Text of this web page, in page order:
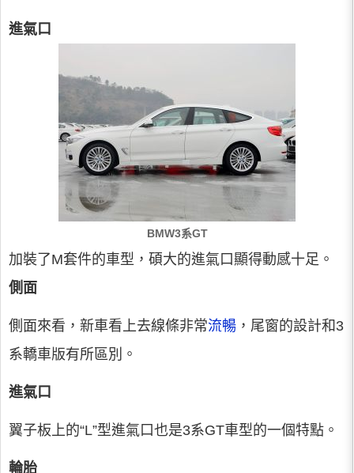
進氣口
BMW3系GT
加裝了M套件的車型，碩大的進氣口顯得動感十足。
側面
側面來看，新車看上去線條非常流暢 ，尾窗的設計和3
系轎車版有所區別。
進氣口
翼子板上的“L”型進氣口也是3系GT車型的一個特點。
輪胎